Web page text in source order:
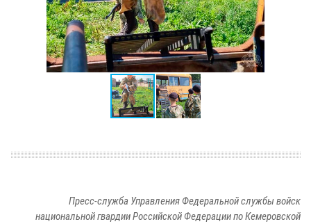
Пресс-служба Управления Федеральной службы войск
национальной гвардии Российской Федерации по Кемеровской